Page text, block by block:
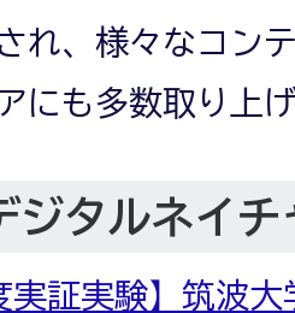
れ、様々なコン
にも多数取り上
ジタルネイチ
実証実験】筑波